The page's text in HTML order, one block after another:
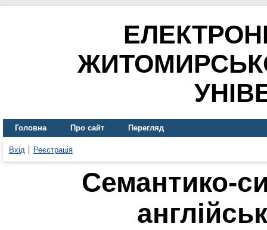
Головна Про сайт Перегляд
Вхід Реєстрація
Семантико-